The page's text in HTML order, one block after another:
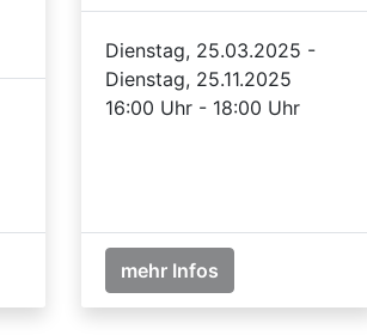
Dienstag, 25.03.2025 -
Dienstag, 25.11.2025
16:00 Uhr - 18:00 Uhr
mehr Infos